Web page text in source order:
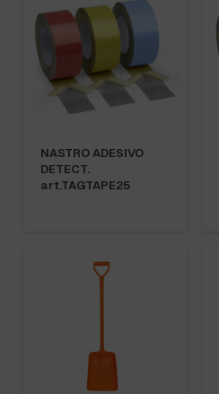
NASTRO ADESIVO
DETECT.
art.TAGTAPE25